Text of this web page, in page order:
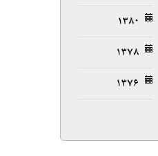
۱۳۸۰
۱۳۷۸
۱۳۷۶